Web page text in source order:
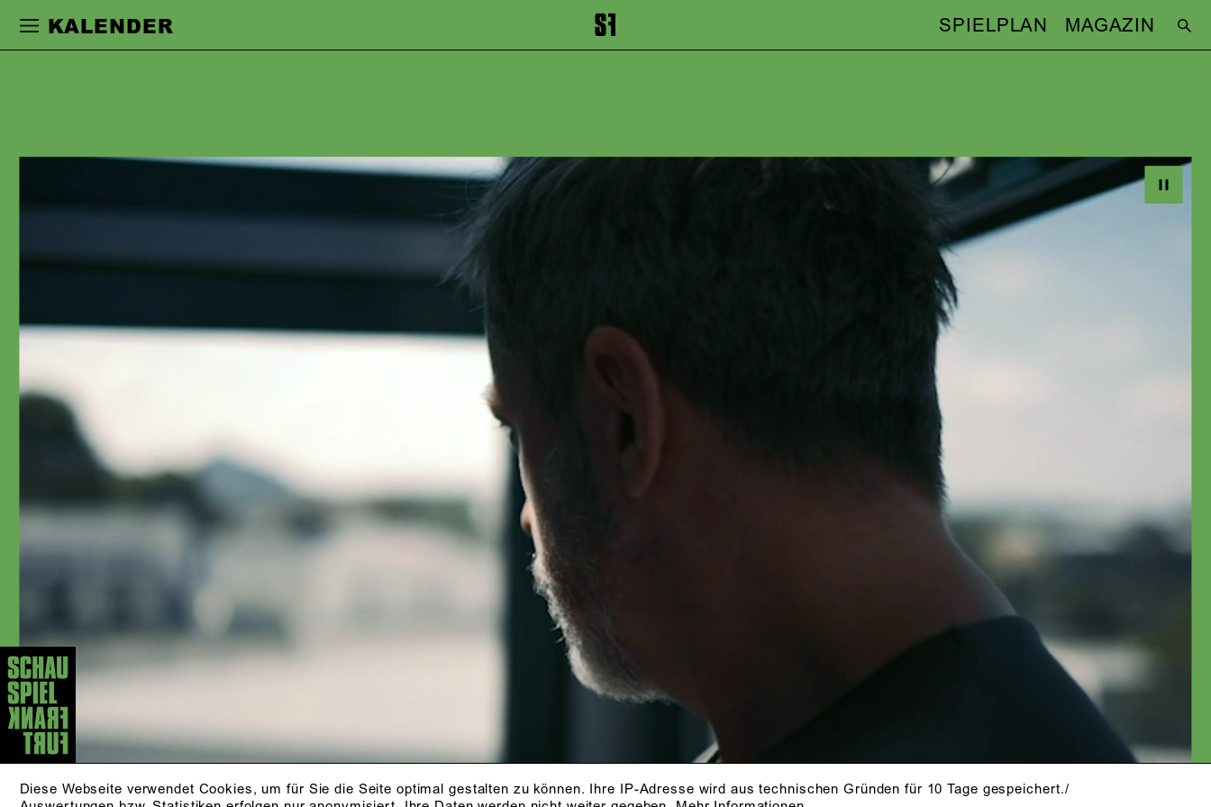
Zur Hauptnavigation springen Zum Footer springen
KALENDER SPIELPLAN MAGAZIN
Diese Webseite verwendet Cookies, um für Sie die Seite optimal gestalten zu können. Ihre IP-Adresse wird aus technischen Gründen für 10 Tage gespeichert./
KUSCHMANN
1997 nach Stuttgart, Karlsruhe und
Festanstellung in Dortmund auch als
Gast an der Staatsoper Berlin. Seit
Ensemblemitglied am Schauspiel
Frankfurt, wo er u.a. in Inszenierungen
von Luc Perceval, Claudia Bauer,
Sebastian Hartmann, David Bösch,
Jan-Christoph Gockel, Lilja Rupprecht,
Christina Tscharyiski und Alexander
Eisenach zu sehen war. Er wirkte in
vielen Rollen in Film und Fernsehen mit
und arbeitete u.a. mit den Kollektiven
»norton.commander.productions«,
»Zentrum für politische Schönheit« und
AKTUELLE STÜCKE
DIE KLEINE HEXE
von Otfried Preußler
ab 5 Jahren